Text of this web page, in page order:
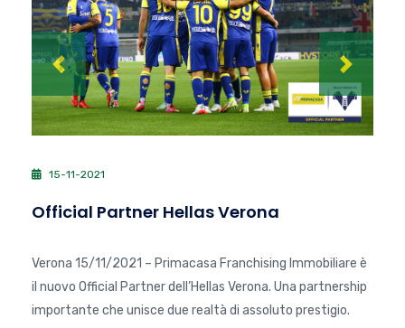
Previous Next
15-11-2021
Official Partner Hellas Verona
Verona 15/11/2021 – Primacasa Franchising Immobiliare è
il nuovo Official Partner dell’Hellas Verona. Una partnership
importante che unisce due realtà di assoluto prestigio.